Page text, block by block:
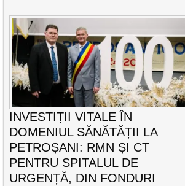
INVESTIȚII VITALE ÎN
DOMENIUL SĂNĂTĂȚII LA
PETROȘANI: RMN ȘI CT
PENTRU SPITALUL DE
URGENȚĂ, DIN FONDURI